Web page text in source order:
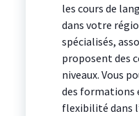
les cours de
dans votre
spécialisés,
proposent des
niveaux. Vous
des formations
flexibilité dans